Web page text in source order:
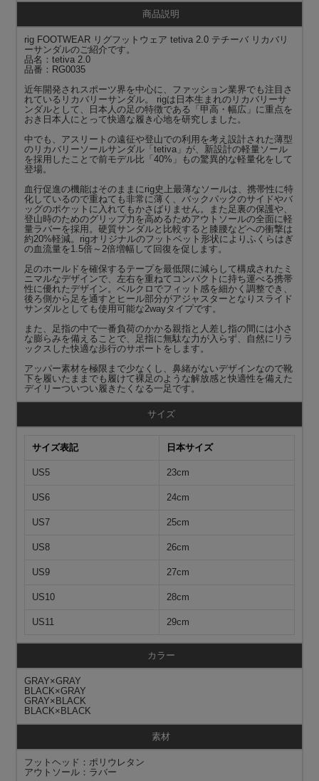
商品説明
rig FOOTWEAR リグフットウェア tetiva 2.0 テチーバ リカバリ
ーサンダルのご紹介です。
品名：tetiva 2.0
品番：RG0035
近年開発されスポーツ界を中心に、ファッション業界でも注目さ
れているリカバリーサンダル。 rigは日本生まれのリカバリーサ
ンダルとして、日本人の足の特徴である「甲高・幅広」に重点を
おき日本人にとって快適な履き心地を研究しました。
中でも、アスリートの遠征や登山での利用を考え設計された薄型
のリカバリーソールサンダル「tetiva」が、新設計の軽量ソール
を採用したことで前モデル比「40%」もの驚異的な軽量化をして
登場。
血行促進の機能はそのままにrig史上最薄なソールは、携帯性に特
化しているので重ねても非常に薄く、バックパックのサイドやバ
ッグのポケットに入れてもかさばりません。また足裏の保護や、
登山時のためのグリップ力を高めるためアウトソールの全面に軽
量ラバーを採用。硬質サンダルと比較すると膝腰などへの衝撃は
約20%軽減。rigオリジナルのフットベット形状によりふくらはぎ
の血流量を1.5倍～2倍増幅して回復を促します。
足のホールドを確保するテープを最低限に減らして構成されたミ
ニマルなデザインで、左右を重ねてコンパクトに持ち運べる携帯
性に優れたデザイン。ベルクロでフィット感を細かく調整でき、
後ろ側から足を通すとヒール部分がアジャスターとなりスライド
サンダルとしても使用可能な2wayタイプです。
また、足指の中で一番負荷のかかる親指と人差し指の間には小さ
な膨らみを備えることで、足指に無駄な力が入らず、自然にリラ
ックスした快適な歩行のサポートをします。
アッパー素材を極限まで少なくし、鼻緒がないデザインなので靴
下を履いたままでも履けて裸足のような解放感と快適性を備えた
デイリーついつい履きたくなる一足です。
サイズ
サイズ表記 日本サイズ
US5 23cm
US6 24cm
US7 25cm
US8 26cm
US9 27cm
US10 28cm
US11 29cm
カラー
GRAY×GRAY
BLACK×GRAY
GRAY×BLACK
BLACK×BLACK
素材
フットヘッド：ポリウレタン
アウトソール：ラバー